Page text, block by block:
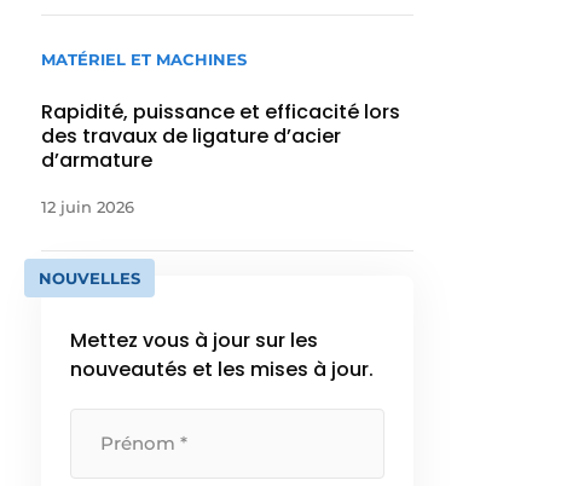
MATÉRIEL ET MACHINES
Rapidité, puissance et efficacité lors
des travaux de ligature d’acier
d’armature
12 juin 2026
NOUVELLES
Mettez vous à jour sur les
nouveautés et les mises à jour.